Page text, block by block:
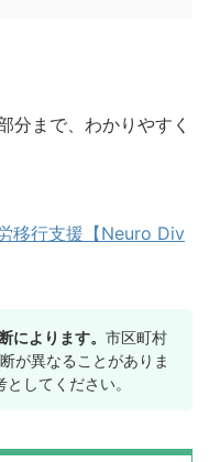
分まで、わかりやすく
移行支援【Neuro Div
によります。市区町村
が異なることがありま
してください。